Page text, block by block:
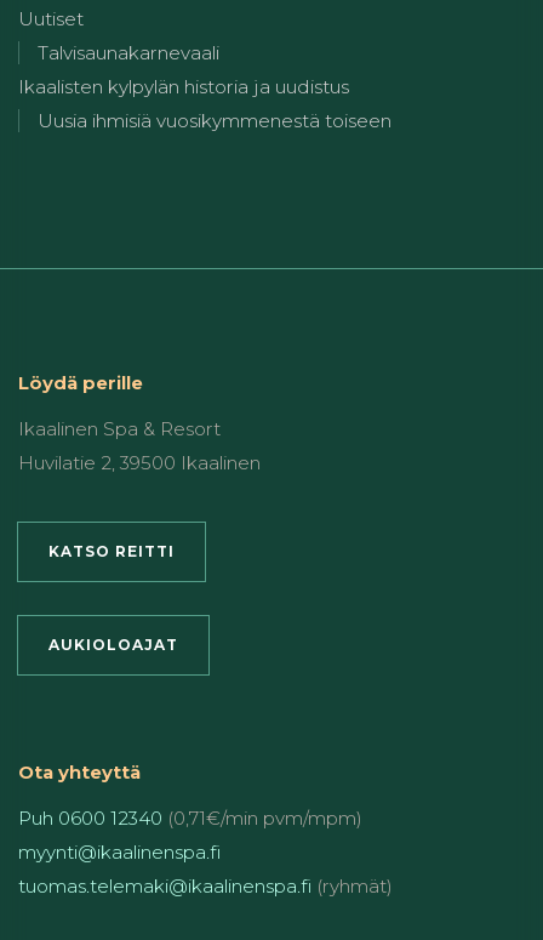
Uutiset
Talvisaunakarnevaali
Ikaalisten kylpylän historia ja uudistus
Uusia ihmisiä vuosikymmenestä toiseen
Löydä perille
Ikaalinen Spa & Resort
Huvilatie 2, 39500 Ikaalinen
KATSO REITTI
AUKIOLOAJAT
Ota yhteyttä
Puh 0600 12340 (0,71€/min pvm/mpm)
myynti@ikaalinenspa.fi
tuomas.telemaki@ikaalinenspa.fi (ryhmät)